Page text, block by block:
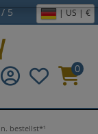
5 | US | €
0
bestellst*¹